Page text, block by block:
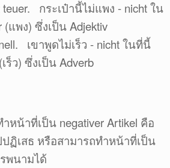
teuer. กระเป๋านี้ไม่แพง - nicht ใน
แพง) ซึ่งเป็น Adjektiv
เขาพูดไม่เร็ว - nicht ในที่นี้
ร็ว) ซึ่งเป็น Adverb
หน้าที่เป็น negativer Artikel คือ
ฏิเสธ หรือสามารถทำหน้าที่เป็น
พนามได้